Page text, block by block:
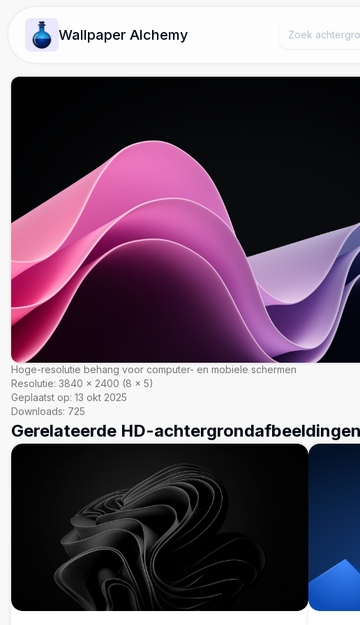
Wallpaper Alchemy
Hoge-resolutie behang voor computer- en mobiele schermen
Resolutie: 3840 × 2400 (8 × 5)
Geplaatst op: 13 okt 2025
Downloads: 725
Gerelateerde HD-achtergrondafbeeldingen